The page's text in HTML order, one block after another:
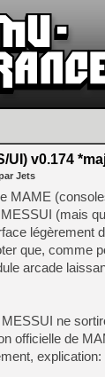
UI) v0.174
Jets
MAME
(mais
légèrement
que, comme
arcade
ne
officielle de
explication: